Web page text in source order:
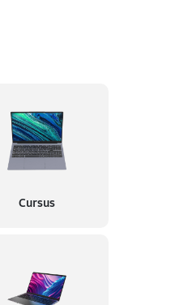
Cursus